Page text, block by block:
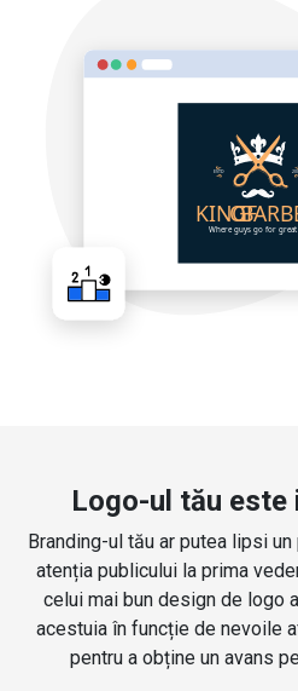
Logo-ul tău
Branding-ul tău ar putea lipsi
atenția publicului la prima
celui mai bun design de logo
acestuia în funcție de nevoile
pentru a obține un avans